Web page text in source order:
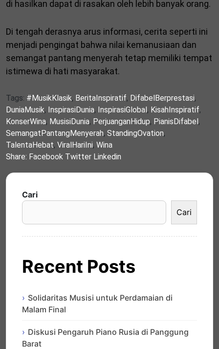
di hasilkan dapat di rasakan oleh lebih banyak orang.
Di tengah derasnya arus informasi, cerita seperti ini
menjadi pengingat bahwa nilai kemanusiaan dan
semangat pantang menyerah tetap memiliki tempat
istimewa di hati masyarakat.
Tags: #MusikKlasik, BeritaInspiratif, DifabelBerprestasi,
DuniaMusik, InspirasiDunia, InspirasiGlobal , KisahInspiratif,
KonserWina, MusisiDunia, PerjuanganHidup, PianisDifabel ,
SemangatPantangMenyerah, StandingOvation,
TalentaHebat, ViralHariIni, Wina
Share: Facebook Twitter Linkedin
Cari
Cari
Recent Posts
Solidaritas Musisi untuk Perdamaian di
Malam Final
Diskusi Pengaruh Piano Rusia di Panggung
Barat